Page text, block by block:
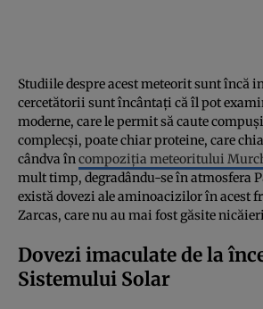
Studiile despre acest meteorit sunt încă
cercetătorii sunt încântați că îl pot
moderne, care le permit să caute
complecși, poate chiar proteine, care
cândva încompoziția meteoritului
mult timp, degradându-se în atmosfera
există dovezi ale aminoacizilor în acest
Zarcas, care nu au mai fost găsite
Dovezi imaculate de la
Sistemului Solar